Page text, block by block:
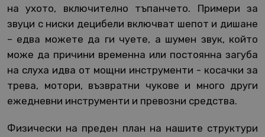
на ухото, включително тъпанчето. Примери за
звуци с ниски децибели включват шепот и дишане
– едва можете да ги чуете, а шумен звук, който
може да причини временна или постоянна загуба
на слуха идва от мощни инструменти - косачки за
трева, мотори, възвратни чукове и много други
ежедневни инструменти и превозни средства.
Физически на преден план на нашите структури